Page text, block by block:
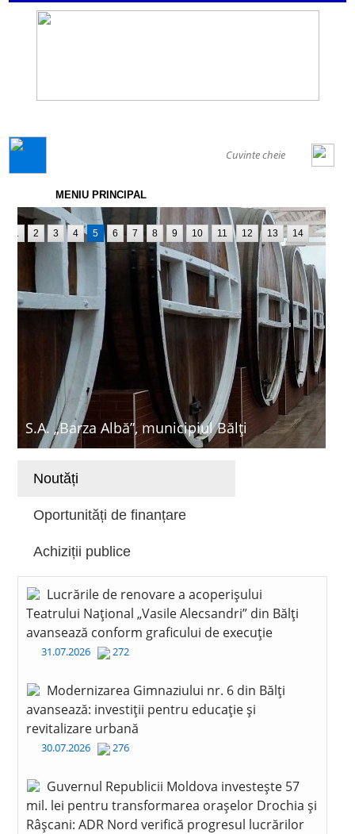
MENIU PRINCIPAL
S.A. „Barza Albă”, municipiul Bălți
1 2 3 4 5 6 7 8 9 10 11 12 13 14
Noutăți
Oportunități de finanțare
Achiziții publice
Lucrările de renovare a acoperișului
Teatrului Național „Vasile Alecsandri” din Bălți
avansează conform graficului de execuție
31.07.2026 272
Modernizarea Gimnaziului nr. 6 din Bălți
avansează: investiții pentru educație și
revitalizare urbană
30.07.2026 276
Guvernul Republicii Moldova investește 57
mil. lei pentru transformarea orașelor Drochia și
Râșcani: ADR Nord verifică progresul lucrărilor